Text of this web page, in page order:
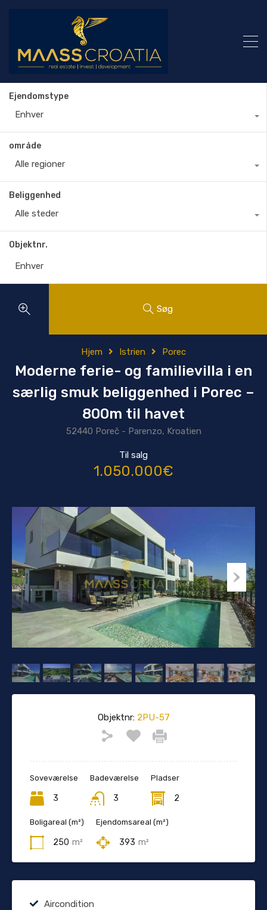
Ejendomstype
Enhver
område
Alle regioner
Beliggenhed
Alle steder
Objektnr.
Søg
Hjem Istrien Porec
Moderne ferie- og familievilla i en
særlig smuk beliggenhed i Porec –
800m til havet
52440 Poreč - Parenzo, Kroatien
Til salg
1.050.000€
Objektnr:2PU-57
Soveværelse
3
Badeværelse
3
Pladser
2
Boligareal (m²)
250 m²
Ejendomsareal (m²)
393 m²
Aircondition